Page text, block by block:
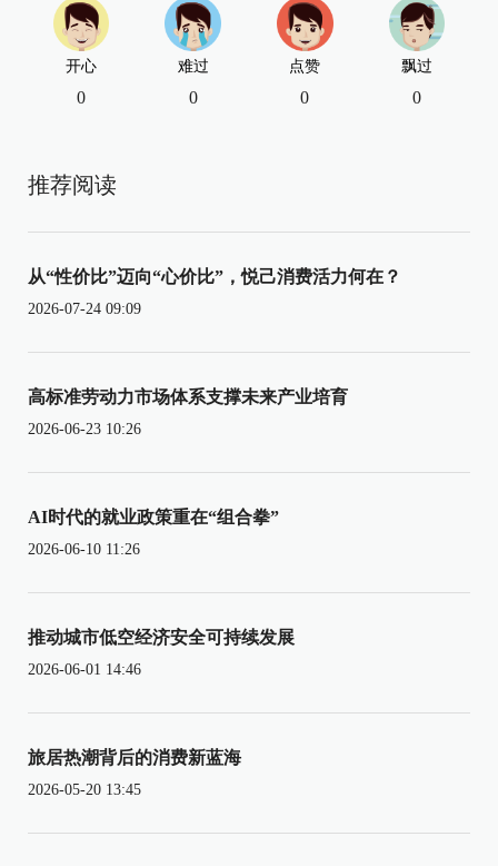
开心
0
难过
0
点赞
0
飘过
0
推荐阅读
从“性价比”迈向“心价比”，悦己消费活力何在？
2026-07-24 09:09
高标准劳动力市场体系支撑未来产业培育
2026-06-23 10:26
AI时代的就业政策重在“组合拳”
2026-06-10 11:26
推动城市低空经济安全可持续发展
2026-06-01 14:46
旅居热潮背后的消费新蓝海
2026-05-20 13:45